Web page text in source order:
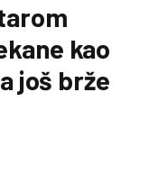
kao
još brže